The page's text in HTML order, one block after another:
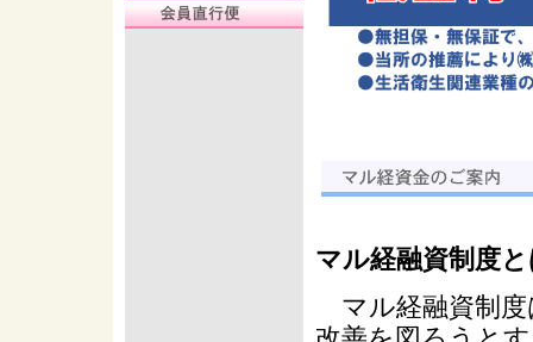
マル経融資制度
マル経融資制